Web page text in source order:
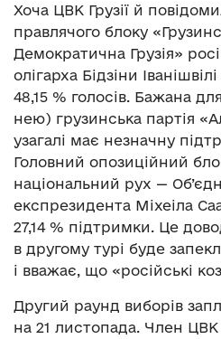
Хоча ЦВК Грузії й
правлячого блоку
Демократична Грузія»
олігарха Бідзіни
48,15 % голосів. Бажана
нею) грузинська партія
узагалі має незначну
Головний опозиційний
національний рух —
експрезидента Міхеіла
27,14 % підтримки. Це
в другому турі буде
і вважає, що «російські
Другий раунд виборів
на 21 листопада. Член ЦВК